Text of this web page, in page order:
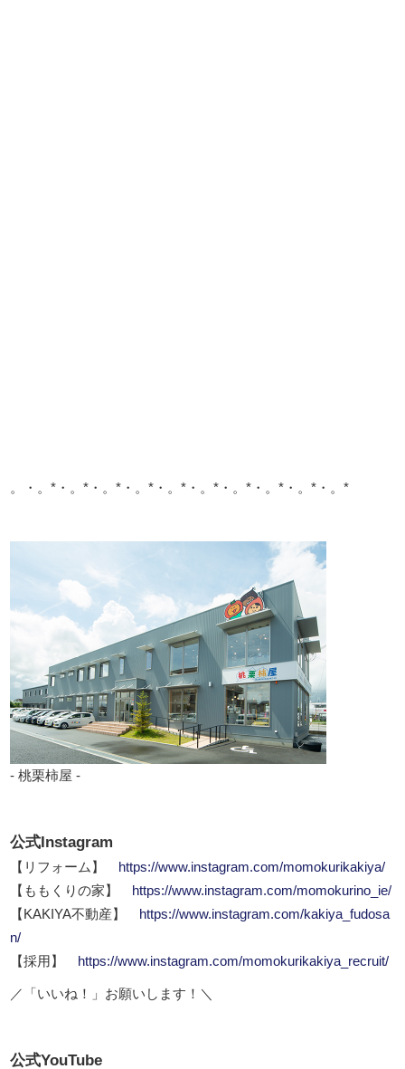
。・。*・。*・。*・。*・。*・。*・。*・。*・。*・。*
- 桃栗柿屋 -
公式Instagram
【リフォーム】
https://www.instagram.com/momokurikakiya/
【ももくりの家】
https://www.instagram.com/momokurino_ie/
【KAKIYA不動産】
https://www.instagram.com/kakiya_fudosa
n/
【採用】
https://www.instagram.com/momokurikakiya_recruit/
／「いいね！」お願いします！＼
公式YouTube